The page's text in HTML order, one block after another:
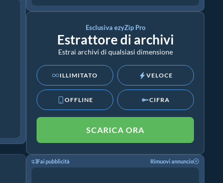
Esclusiva ezyZip Pro
Estrattore di archivi
Estrai archivi di qualsiasi dimensione
ILLIMITATO VELOCE
OFFLINE CIFRA
SCARICA ORA
Fai pubblicità Rimuovi annuncio